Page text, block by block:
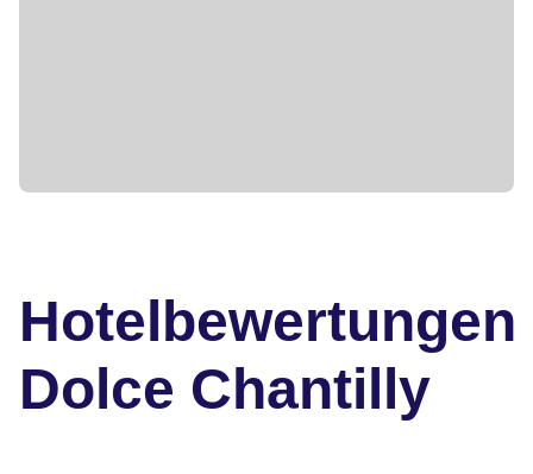
Hotelbewertungen
Dolce Chantilly